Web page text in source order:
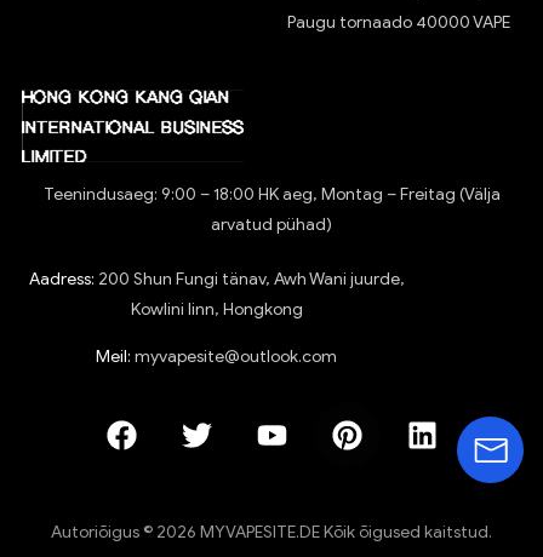
Paugu tornaado 40000 VAPE
Teenindusaeg: 9:00 – 18:00 HK aeg, Montag – Freitag (Välja
arvatud pühad)
Aadress: 200 Shun Fungi tänav, Awh Wani juurde,
Kowlini linn, Hongkong
Meil: myvapesite@outlook.com
Autoriõigus © 2026 MYVAPESITE.DE Kõik õigused kaitstud.